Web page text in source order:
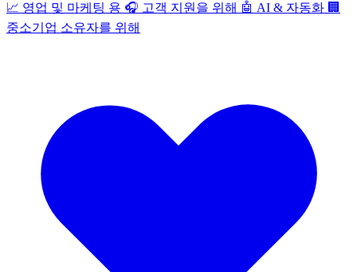
📈 영업 및 마케팅 용 🎧 고객 지원을 위해 🤖 AI & 자동화 🏢
중소기업 소유자를 위해